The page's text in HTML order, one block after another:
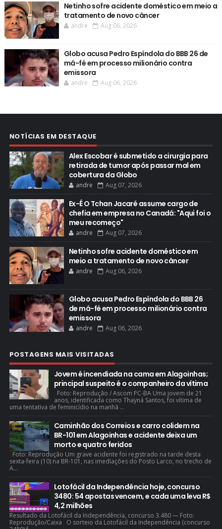
Netinho sofre acidente doméstico em meio a
tratamento de novo câncer
andre Aug 06, 2026
Globo acusa Pedro Espíndola do BBB 26 de
má-fé em processo milionário contra
emissora
andre Aug 06, 2026
NOTÍCIAS EM DESTAQUE
Alex Escobar é submetido a cirurgia para
retirada de tumor após passar mal em
cobertura da Globo
andre Aug 07, 2026
Ex-É O Tchan Jacaré assume cargo de
chefia em empresa no Canadá: "Aqui foi o
meu recomeço"
andre Aug 07, 2026
Netinho sofre acidente doméstico em
meio a tratamento de novo câncer
andre Aug 06, 2026
Globo acusa Pedro Espíndola do BBB 26
de má-fé em processo milionário contra
emissora
andre Aug 06, 2026
POSTAGENS MAIS VISITADAS
Jovem é incendiada na cama em Alagoinhas;
principal suspeito é o companheiro da vítima
Foto: Reprodução / Ascom PC-BA Uma jovem de 21
anos, identificada como Thayná Santos, foi vítima de
uma tentativa de feminicídio na manhã ...
Caminhão dos Correios e carro colidem na
BR-101 em Alagoinhas e acidente deixa um
morto e quatro feridos
Foto: Reprodução Um grave acidente foi registrado na tarde desta
sexta-feira (10) na BR-101, nas imediações do Posto Larco, no trecho de
A...
Lotofácil da Independência hoje, concurso
3480: 54 apostas vencem, e cada uma leva R$
4,2 milhões
Resultado da Lotofácil da Independência, concurso 3.480 — Foto:
Reprodução/Caixa O sorteio da Lotofácil da Independência (concurso